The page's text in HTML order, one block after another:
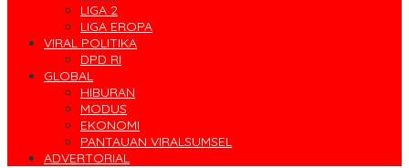
LIGA 2
LIGA EROPA
VIRAL POLITIKA
DPD RI
GLOBAL
HIBURAN
MODUS
EKONOMI
PANTAUAN VIRALSUMSEL
ADVERTORIAL